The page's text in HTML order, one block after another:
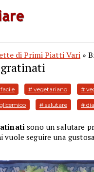
di Primi Piatti Vari »
# vegetariano #
# salutare #
sono un salutare
vuole seguire una